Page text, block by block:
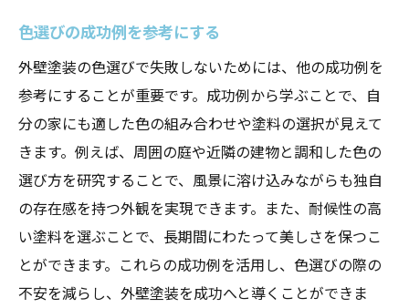
色選びの成功例を参考にする
外壁塗装の色選びで失敗しないためには、他の成功例を
参考にすることが重要です。成功例から学ぶことで、自
分の家にも適した色の組み合わせや塗料の選択が見えて
きます。例えば、周囲の庭や近隣の建物と調和した色の
選び方を研究することで、風景に溶け込みながらも独自
の存在感を持つ外観を実現できます。また、耐候性の高
い塗料を選ぶことで、長期間にわたって美しさを保つこ
とができます。これらの成功例を活用し、色選びの際の
不安を減らし、外壁塗装を成功へと導くことができま